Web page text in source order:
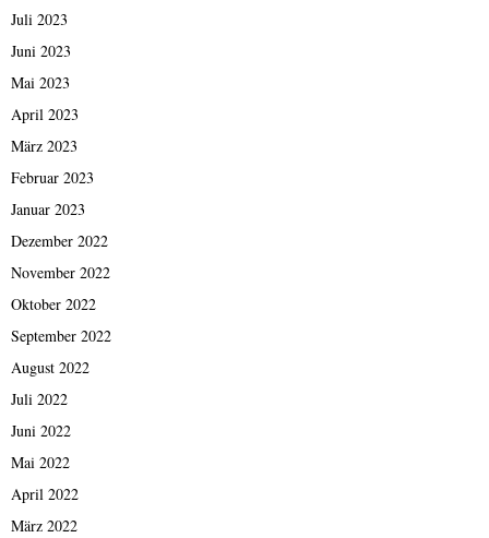
Juli 2023
Juni 2023
Mai 2023
April 2023
März 2023
Februar 2023
Januar 2023
Dezember 2022
November 2022
Oktober 2022
September 2022
August 2022
Juli 2022
Juni 2022
Mai 2022
April 2022
März 2022